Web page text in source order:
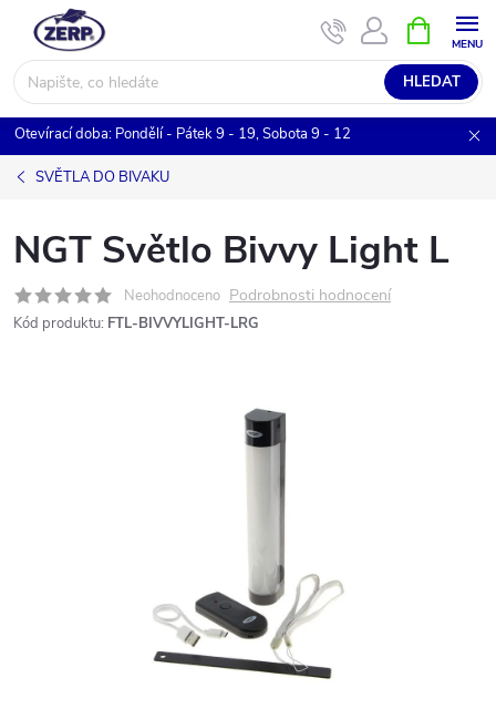
obsah
HLEDAT
NÁKUPNÍ
KOŠÍK
Otevírací doba: Pondělí - Pátek 9 - 19, Sobota 9 - 12
SVĚTLA DO BIVAKU
NGT Světlo Bivvy Light L
Neohodnoceno Podrobnosti hodnocení
Kód produktu: FTL-BIVVYLIGHT-LRG